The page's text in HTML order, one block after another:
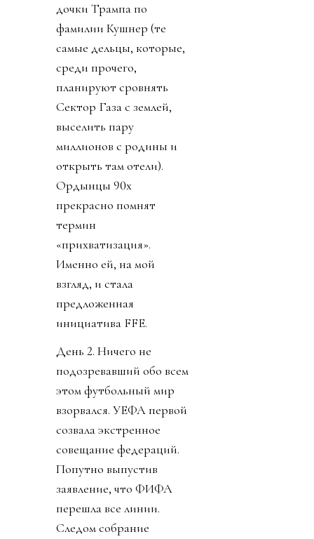
дочки Трампа по
фамилии Кушнер (те
самые дельцы, которые,
среди прочего,
планируют сровнять
Сектор Газа с землей,
выселить пару
миллионов с родины и
открыть там отели).
Ордынцы 90х
прекрасно помнят
термин
«прихватизация».
Именно ей, на мой
взгляд, и стала
предложенная
инициатива FFE.
День 2. Ничего не
подозревавший обо всем
этом футбольный мир
взорвался. УЕФА первой
созвала экстренное
совещание федераций.
Попутно выпустив
заявление, что ФИФА
перешла все линии.
Следом собрание